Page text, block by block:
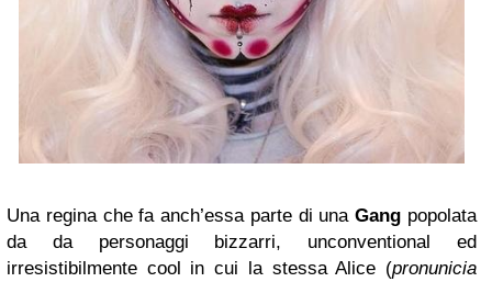
Una regina che fa anch’essa parte di unaGang popolata
da da personaggi bizzarri, unconventional ed
irresistibilmente cool in cui la stessa Alice (pronunicia